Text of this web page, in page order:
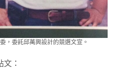
，委託邱萬興設計的競選文宣。
：